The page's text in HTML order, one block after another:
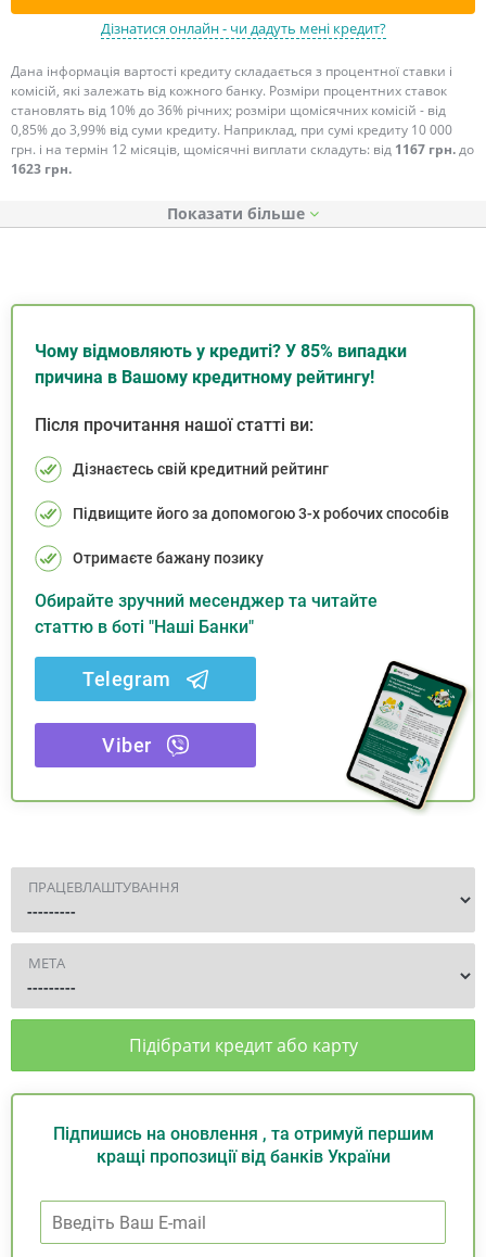
Дізнатися онлайн - чи дадуть мені кредит?
Дана інформація вартості кредиту складається з процентної ставки і
комісій, які залежать від кожного банку. Розміри процентних ставок
становлять від 10% до 36% річних; розміри щомісячних комісій - від
0,85% до 3,99% від суми кредиту. Наприклад, при сумі кредиту 10 000
грн. і на термін 12 місяців, щомісячні виплати складуть: від 1167 грн.до
1623 грн.
Показати
Чому відмовляють у кредиті? У 85% випадки
причина в Вашому кредитному рейтингу!
Після прочитання нашої статті ви:
Дізнаєтесь свій кредитний рейтинг
Підвищите його за допомогою 3-х робочих способів
Отримаєте бажану позику
Обирайте зручний месенджер та читайте
статтю в боті "Наші Банки"
Telegram
Viber
ПРАЦЕВЛАШТУВАННЯ
МЕТА
Підібрати кредит або карту
Підпишись на оновлення , та отримуй першим
кращі пропозиції від банків України